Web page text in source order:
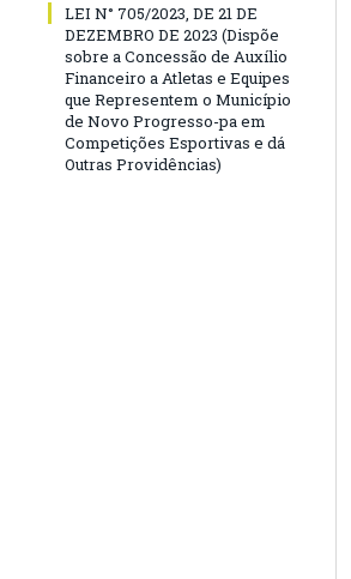
LEI N° 705/2023, DE 21 DE
DEZEMBRO DE 2023 (Dispõe
sobre a Concessão de Auxílio
Financeiro a Atletas e Equipes
que Representem o Município
de Novo Progresso-pa em
Competições Esportivas e dá
Outras Providências)